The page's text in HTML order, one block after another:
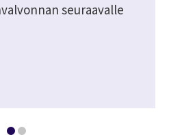
seuraavalle